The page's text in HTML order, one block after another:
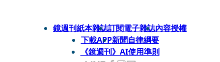
鏡週刊紙本雜誌訂閱電子雜誌內容授權
下載APP新聞自律綱要
《鏡週刊》AI使用準則